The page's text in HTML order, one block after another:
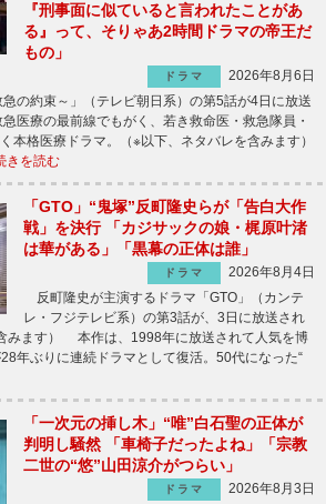
『刑事面に似ていると言われたことがあ
る』って、そりゃあ2時間ドラマの帝王だ
もの」
ドラマ
2026年8月6日
の約束～」（テレビ朝日系）の第5話が4日に放送
医療の最前線でもがく、若き救命医・救急隊員・
本格医療ドラマ。（※以下、ネタバレを含みます）
きを読む
「GTO」“鬼塚”反町隆史らが「告白大作
戦」を決行 「カジサックの娘・梶原叶渚
は華がある」「黒幕の正体は誰」
ドラマ
2026年8月4日
反町隆史が主演するドラマ「GTO」（カンテ
レ・フジテレビ系）の第3話が、3日に放送され
みます） 本作は、1998年に放送されて人気を博
年ぶりに連続ドラマとして復活。50代になった“
「一次元の挿し木」“唯”白石聖の正体が
判明し騒然 「車椅子だったよね」「宗教
二世の“悠”山田涼介がつらい」
ドラマ
2026年8月3日